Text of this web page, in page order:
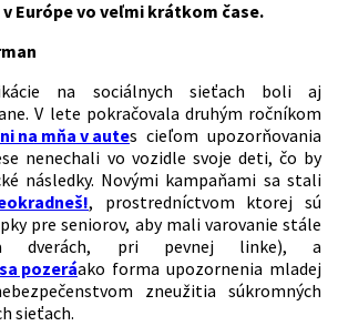
Európe vo veľmi krátkom čase.
na sociálnych sieťach boli aj
V lete pokračovala druhým ročníkom
na mňa v autes cieľom upozorňovania
nenechali vo vozidle svoje deti, čo by
následky. Novými kampaňami sa stali
, prostredníctvom ktorej sú
pre seniorov, aby mali varovanie stále
dverách, pri pevnej linke), a
pozeráako forma upozornenia mladej
zneužitia súkromných
sieťach.